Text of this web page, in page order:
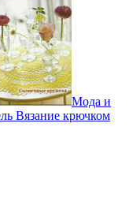
Мода и
Вязание крючком